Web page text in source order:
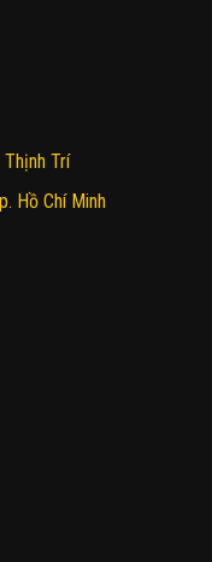
Trí
Hồ Chí Minh